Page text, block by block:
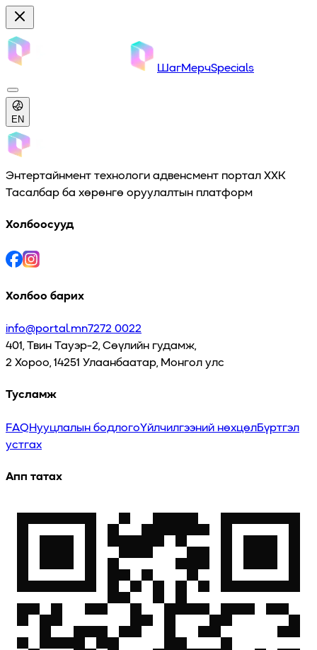
ШагМерчSpecials
EN
Энтертайнмент технологи адвенсмент портал ХХК
Тасалбар ба хөрөнгө оруулалтын платформ
Холбоосууд
Холбоо барих
info@portal.mn7272 0022
401, Твин Тауэр-2, Сөүлийн гудамж,
2 Хороо, 14251 Улаанбаатар, Монгол улс
Тусламж
FAQНууцлалын бодлогоҮйлчилгээний нөхцөлБүртгэл
устгах
Апп татах